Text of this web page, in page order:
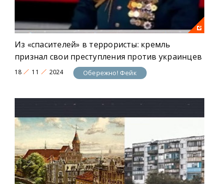
Из «спасителей» в террористы: кремль
признал свои преступления против украинцев
18 11 2024 Обережно! Фейк